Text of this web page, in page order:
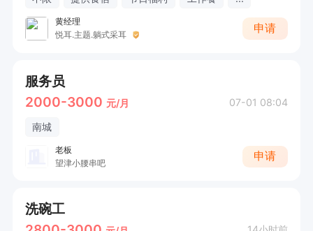
黄经理
悦耳.主题.躺式采耳
申请
服务员
2000-3000 元/月 07-01 08:04
南城
老板
望津小腰串吧
申请
洗碗工